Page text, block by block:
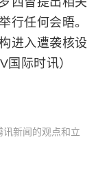
行任何会晤。
进入遭袭核设
际时讯）
新闻的观点和立